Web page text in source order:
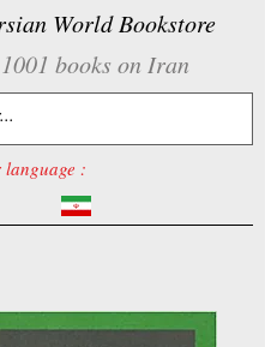
World Bookstore
books on Iran
language :